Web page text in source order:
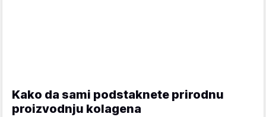
Kako da sami podstaknete prirodnu
proizvodnju kolagena